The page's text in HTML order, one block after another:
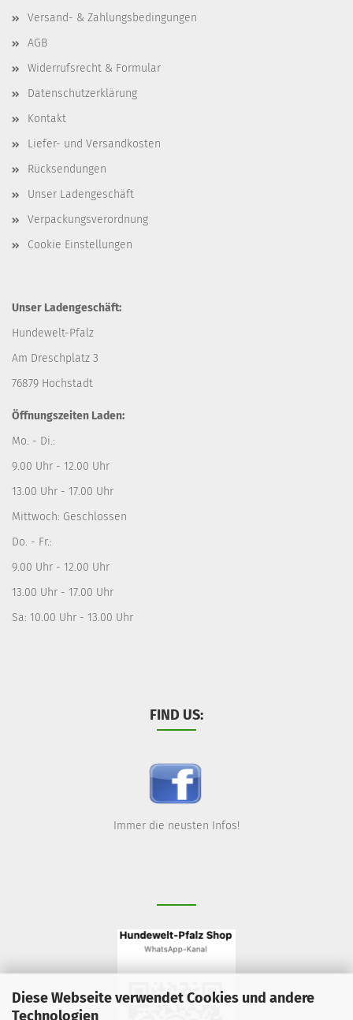
Diese Webseite verwendet Cookies und andere
Technologien
Versand- & Zahlungsbedingungen
AGB
Widerrufsrecht & Formular
Datenschutzerklärung
Kontakt
Liefer- und Versandkosten
Rücksendungen
Unser Ladengeschäft
Verpackungsverordnung
Cookie Einstellungen
Unser Ladengeschäft:
Hundewelt-Pfalz
Am Dreschplatz 3
76879 Hochstadt
Öffnungszeiten Laden:
Mo. - Di.:
9.00 Uhr - 12.00 Uhr
13.00 Uhr - 17.00 Uhr
Mittwoch: Geschlossen
Do. - Fr.:
9.00 Uhr - 12.00 Uhr
13.00 Uhr - 17.00 Uhr
Sa: 10.00 Uhr - 13.00 Uhr
FIND US:
Immer die neusten Infos!